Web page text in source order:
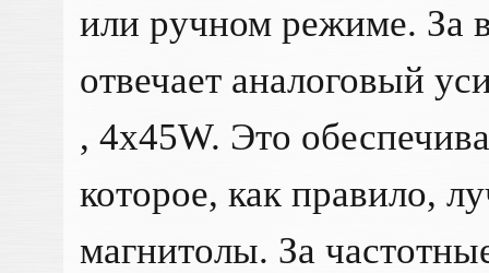
или ручном режиме. За
отвечает аналоговый
, 4x45W. Это
которое, как правило,
магнитолы. За